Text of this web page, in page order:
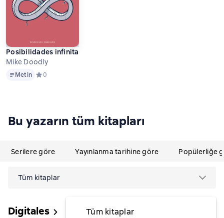
Posibilidades infinitas
Mike Doodly
MetinMetin Средний рейтинг 0 на основе 0 оценок
0
Bu yazarın tüm kitapları
Serilere göre Yayınlanma tarihine göre Popülerliğe
Tüm kitaplar
Tüm kitaplar
Digitales